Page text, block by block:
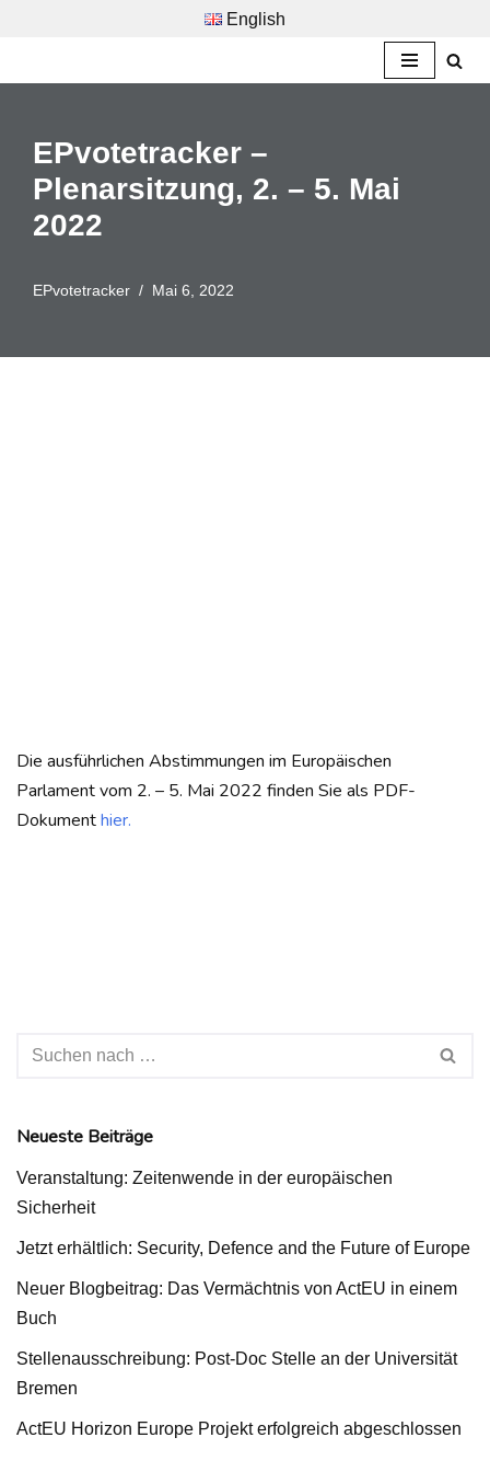
English
EPvotetracker –
Plenarsitzung, 2. – 5. Mai
2022
EPvotetracker Mai 6, 2022
Die ausführlichen Abstimmungen im Europäischen
Parlament vom 2. – 5. Mai 2022 finden Sie als PDF-
Dokumenthier.
Neueste Beiträge
Veranstaltung: Zeitenwende in der europäischen
Sicherheit
Jetzt erhältlich: Security, Defence and the Future of Europe
Neuer Blogbeitrag: Das Vermächtnis von ActEU in einem
Buch
Stellenausschreibung: Post-Doc Stelle an der Universität
Bremen
ActEU Horizon Europe Projekt erfolgreich abgeschlossen